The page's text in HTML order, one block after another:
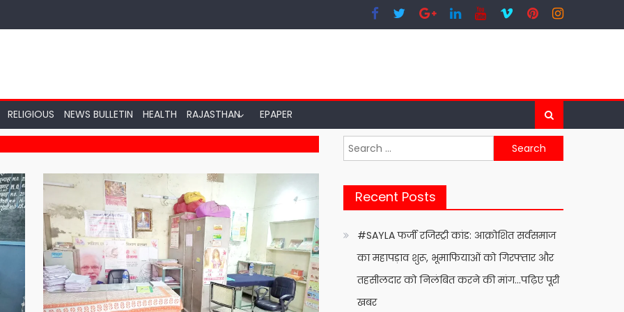
RELIGIOUS NEWS BULLETIN HEALTH RAJASTHAN EPAPER
Search
for:
Recent Posts
#SAYLA फर्जी रजिस्ट्री कांड: आक्रोशित सर्वसमाज
का महापड़ाव शुरू, भूमाफियाओं को गिरफ्तार और
तहसीलदार को निलंबित करने की मांग…पढ़िए पूरी
खबर